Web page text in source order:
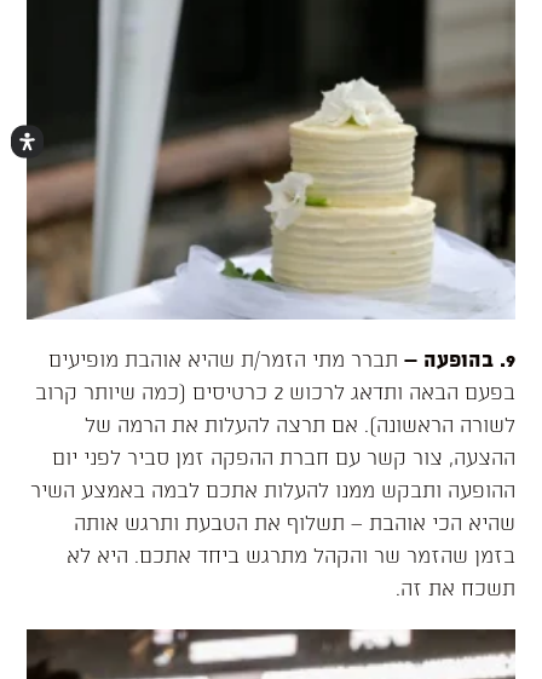
9. בהופעה – תברר מתי הזמר/ת שהיא אוהבת מופיעים
בפעם הבאה ותדאג לרכוש 2 כרטיסים (כמה שיותר קרוב
לשורה הראשונה). אם תרצה להעלות את הרמה של
ההצעה, צור קשר עם חברת ההפקה זמן סביר לפני יום
ההופעה ותבקש ממנו להעלות אתכם לבמה באמצע השיר
שהיא הכי אוהבת – תשלוף את הטבעת ותרגש אותה
בזמן שהזמר שר והקהל מתרגש ביחד אתכם. היא לא
תשכח את זה.